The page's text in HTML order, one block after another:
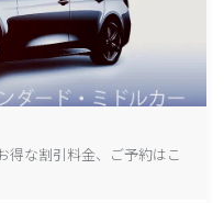
得な割引料金、ご予約はこ